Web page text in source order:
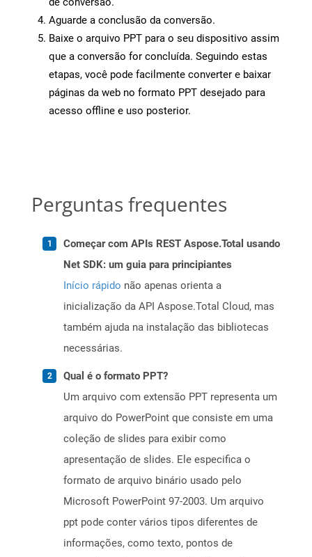
Aguarde a conclusão da conversão.
Baixe o arquivo PPT para o seu dispositivo assim
que a conversão for concluída. Seguindo estas
etapas, você pode facilmente converter e baixar
páginas da web no formato PPT desejado para
acesso offline e uso posterior.
Perguntas frequentes
Começar com APIs REST Aspose.Total usando
Net SDK: um guia para principiantes
Início rápido não apenas orienta a
inicialização da API Aspose.Total Cloud, mas
também ajuda na instalação das bibliotecas
necessárias.
Qual é o formato PPT?
Um arquivo com extensão PPT representa um
arquivo do PowerPoint que consiste em uma
coleção de slides para exibir como
apresentação de slides. Ele especifica o
formato de arquivo binário usado pelo
Microsoft PowerPoint 97-2003. Um arquivo
ppt pode conter vários tipos diferentes de
informações, como texto, pontos de